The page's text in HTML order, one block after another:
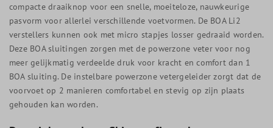
compacte draaiknop voor een snelle, moeiteloze, nauwkeurige
pasvorm voor allerlei verschillende voetvormen. De BOA Li2
verstellers kunnen ook met micro stapjes losser gedraaid worden.
Deze BOA sluitingen zorgen met de powerzone veter voor nog
meer gelijkmatig verdeelde druk voor kracht en comfort dan 1
BOA sluiting. De instelbare powerzone vetergeleider zorgt dat de
voorvoet op 2 manieren comfortabel en stevig op zijn plaats
gehouden kan worden.